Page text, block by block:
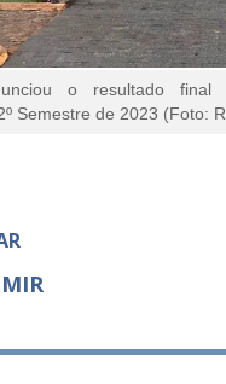
o resultado
Semestre de 2023 (Foto: